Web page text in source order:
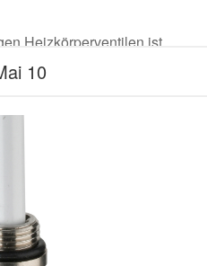
Heizkörperventilen ist
10